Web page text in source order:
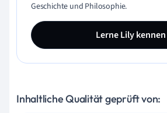
Geschichte und Philosophie.
Lerne Lily kennen
Inhaltliche Qualität geprüft von: